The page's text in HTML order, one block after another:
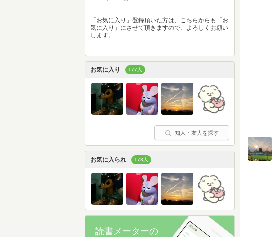
「お気に入り」登録頂いた方は、こちらからも「お
気に入り」にさせて頂きますので、よろしくお願い
します。
お気に入り 177人
知人・友人を探す
お気に入られ 173人
読書メーターの